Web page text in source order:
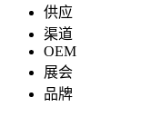
供应
渠道
OEM
展会
品牌